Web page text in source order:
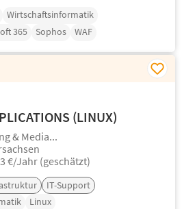
Wirtschaftsinformatik
365 Sophos WAF
(LINUX)
& Media...
€/Jahr (geschätzt)
IT-Support
Linux